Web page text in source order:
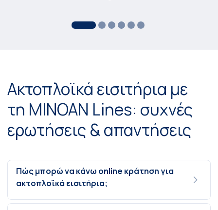
Ακτοπλοϊκά εισιτήρια με
τη MINOAN Lines: συχνές
ερωτήσεις & απαντήσεις
Πώς μπορώ να κάνω online κράτηση για
ακτοπλοϊκά εισιτήρια;